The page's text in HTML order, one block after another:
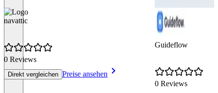
navattic
0 Reviews
Direkt vergleichen Preise ansehen
Guideflow
0 Reviews